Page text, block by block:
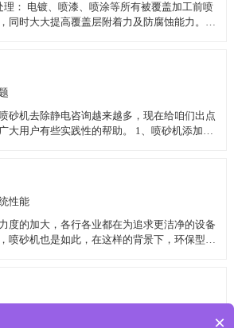
同时大大提高覆盖层附着力及防腐蚀能力。铸
砂机去除静电咨询越来越多，现在给咱们出点
些实践性的帮助。 1、喷砂机添加静
性能
度的加大，各行各业都在为追求更洁净的设备
喷砂机也是如此，在这样的背景下，环保型喷
×